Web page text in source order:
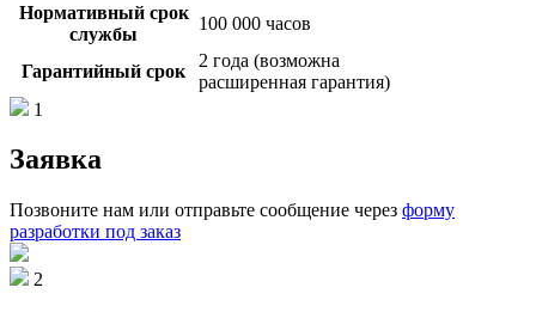
Нормативный срок
службы
100 000 часов
Гарантийный срок
2 года (возможна
расширенная гарантия)
1
Заявка
Позвоните нам или отправьте сообщение через форму
разработки под заказ
2